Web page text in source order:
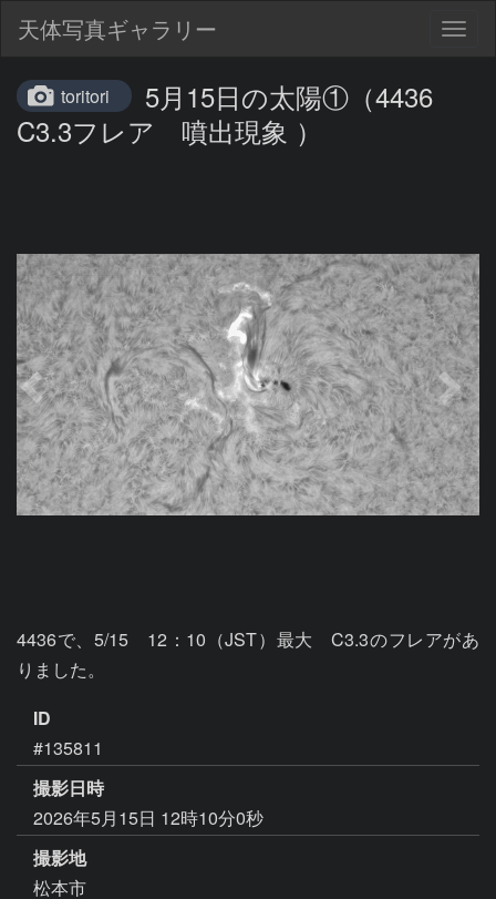
天体写真ギャラリー
toritori
5月15日の太陽①（4436
C3.3フレア 噴出現象 ）
4436で、5/15　12：10（JST）最大　C3.3のフレアがあ
りました。
ID
#135811
撮影日時
2026年5月15日 12時10分0秒
撮影地
松本市